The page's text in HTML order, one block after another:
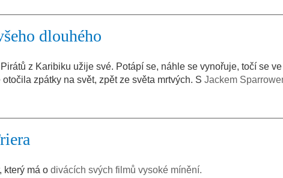
dlouhého
z Karibiku užije své. Potápí se, náhle se vynořuje, točí se ve
zpátky na svět, zpět ze světa mrtvých. S Jackem
který má o divácích svých filmů vysoké mínění.